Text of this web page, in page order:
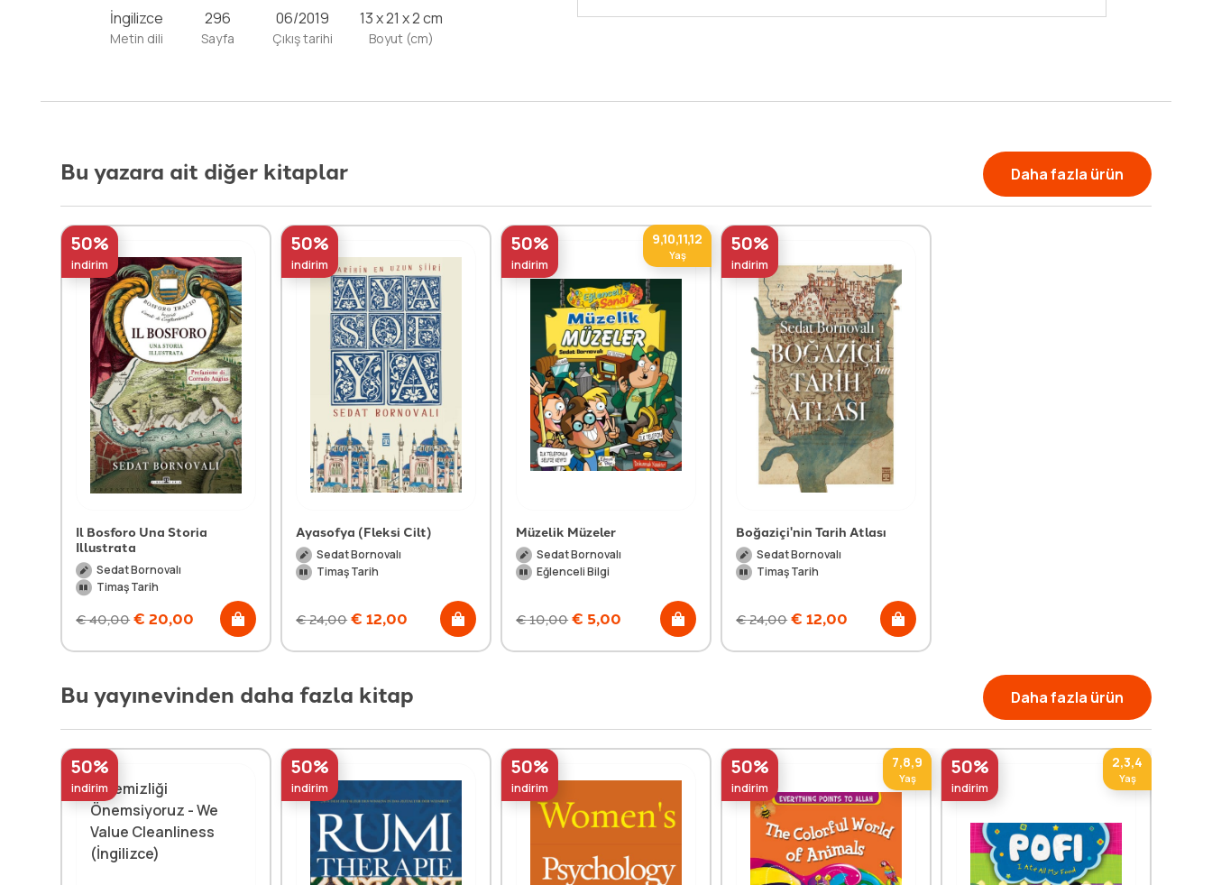
İngilizce
Metin dili
296
Sayfa
06/2019
Çıkış tarihi
13 x 21 x 2 cm
Boyut (cm)
Bu yazara ait diğer kitaplar Daha fazla ürün
50%
indirim
Il Bosforo Una Storia
Illustrata
Sedat Bornovalı
Timaş Tarih
€40,00 € 20,00
50%
indirim
Ayasofya (Fleksi Cilt)
Sedat Bornovalı
Timaş Tarih
€24,00 € 12,00
50%
indirim
9,10,11,12
Yaş
Müzelik Müzeler
Sedat Bornovalı
Eğlenceli Bilgi
€10,00 € 5,00
50%
indirim
Boğaziçi'nin Tarih Atlası
Sedat Bornovalı
Timaş Tarih
€24,00 € 12,00
Bu yayınevinden daha fazla kitap Daha fazla ürün
50%
indirim
50%
indirim
50%
indirim
50%
indirim
7,8,9
Yaş 50%
indirim
2,3,4
Yaş